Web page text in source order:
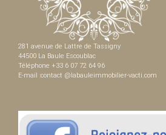
281 avenue de Lattre de Tassigny
44500 La Baule Escoublac
Téléphone +33 6 07 72 64 96
E-mail :contact @labauleimmobilier-vacti.com